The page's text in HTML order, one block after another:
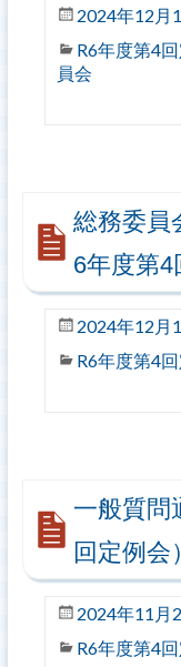
2024年12月
R6年度第4
員会
総務委員
6年度第4
2024年12月
R6年度第4
一般質問
回定例会）
2024年11月
R6年度第4